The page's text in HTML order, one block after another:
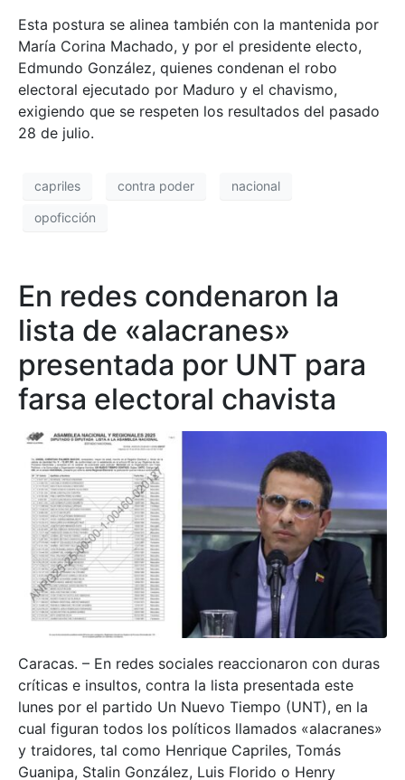
Esta postura se alinea también con la mantenida por
María Corina Machado, y por el presidente electo,
Edmundo González, quienes condenan el robo
electoral ejecutado por Maduro y el chavismo,
exigiendo que se respeten los resultados del pasado
28 de julio.
capriles contra poder nacional
opoficción
En redes condenaron la
lista de «alacranes»
presentada por UNT para
farsa electoral chavista
Caracas. – En redes sociales reaccionaron con duras
críticas e insultos, contra la lista presentada este
lunes por el partido Un Nuevo Tiempo (UNT), en la
cual figuran todos los políticos llamados «alacranes»
y traidores, tal como Henrique Capriles, Tomás
Guanipa, Stalin González, Luis Florido o Henry